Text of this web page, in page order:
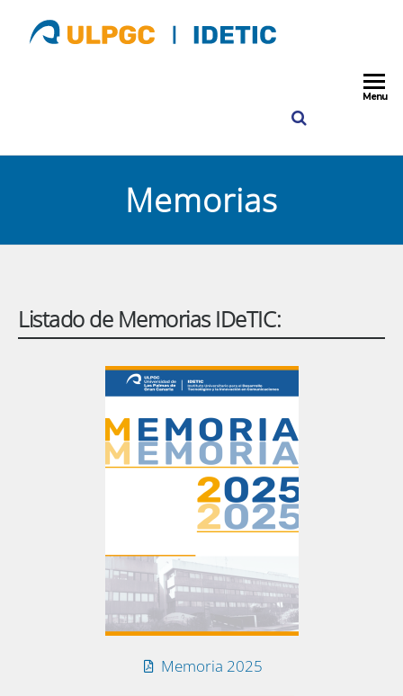
Desarrollo
Tecnológico
Menu
Memorias
Listado de Memorias IDeTIC:
Memoria 2025